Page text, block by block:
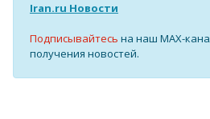
Iran.ru Новости
Подписывайтесь на наш MAX-
получения новостей.